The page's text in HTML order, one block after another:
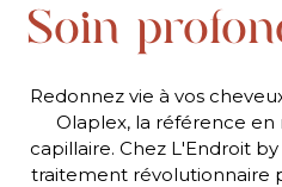
Soin
Redonnez vie à vos
Olaplex, la référence
capillaire. Chez L'Endroit
traitement révolutionnaire